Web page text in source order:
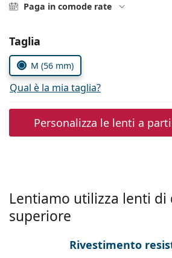
Persol
Tutte le marche
Paga in comode rate
Seleziona i parametri
Taglia
M (56 mm)
Qual è la mia taglia?
Personalizza le lenti a
Lentiamo utilizza lenti di
superiore
Rivestimento